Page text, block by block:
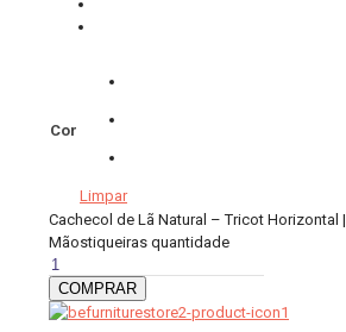
Cor
Limpar
Cachecol de Lã Natural – Tricot Horizontal |
Mãostiqueiras quantidade
COMPRAR